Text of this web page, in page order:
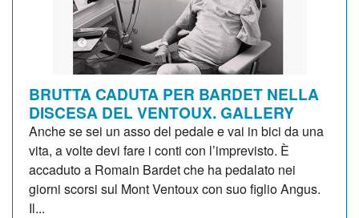
BRUTTA CADUTA PER BARDET NELLA
DISCESA DEL VENTOUX. GALLERY
Anche se sei un asso del pedale e vai in bici da una
vita, a volte devi fare i conti con l’imprevisto. È
accaduto a Romain Bardet che ha pedalato nei
giorni scorsi sul Mont Ventoux con suo figlio Angus.
Il...